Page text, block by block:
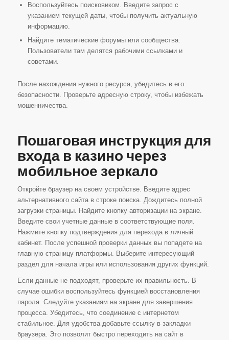
Воспользуйтесь поисковиком. Введите запрос с
указанием текущей даты, чтобы получить актуальную
информацию.
Найдите тематические форумы или сообщества.
Пользователи там делятся рабочими ссылками и
советами.
После нахождения нужного ресурса, убедитесь в его
безопасности. Проверьте адресную строку, чтобы избежать
мошенничества.
Пошаговая инструкция для
входа в казино через
мобильное зеркало
Откройте браузер на своем устройстве. Введите адрес
альтернативного сайта в строке поиска. Дождитесь полной
загрузки страницы. Найдите кнопку авторизации на экране.
Введите свои учетные данные в соответствующие поля.
Нажмите кнопку подтверждения для перехода в личный
кабинет. После успешной проверки данных вы попадете на
главную страницу платформы. Выберите интересующий
раздел для начала игры или использования других функций.
Если данные не подходят, проверьте их правильность. В
случае ошибки воспользуйтесь функцией восстановления
пароля. Следуйте указаниям на экране для завершения
процесса. Убедитесь, что соединение с интернетом
стабильное. Для удобства добавьте ссылку в закладки
браузера. Это позволит быстро переходить на сайт в